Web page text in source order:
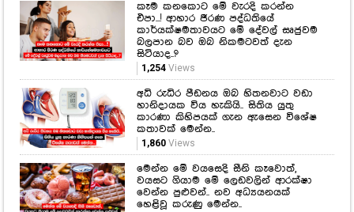
කෑම කනකොට මේ වැරදි කරන්න
එපා...! ආහාර ජීරණ පද්ධතියේ
කාර්යක්ෂමතාවයට මේ දේවල් සෘජුවම
බලපාන බව ඔබ නිකමටවත් දැන
සිටියාද..?
1,254Views
අධි රුධිර පීඩනය ඔබ හිතනවාට වඩා
හානිදායක විය හැකියි.. සිතිය යුතු
කාරණා කිහිපයක් ගැන ඇසෙන විශේෂ
කතාවක් මෙන්න..
1,860Views
මෙන්න මේ වයසෙදි සීනි කෑවොත්,
වයසට ගියාම මේ ලෙඩවලින් ආරක්ෂා
වෙන්න පුළුවන්.. නව අධ්‍යයනයක්
හෙළිවූ කරුණු මෙන්න..